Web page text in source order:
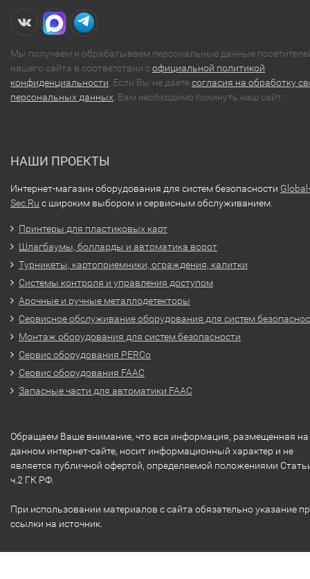
Мы получаем и обрабатываем персональные данные
нашего сайта в соответствии софициальной политикой
конфиденциальности . Если Вы не даетесогласия на обработку
персональных данных , Вам необходимо покинуть наш сайт.
НАШИ ПРОЕКТЫ
Интернет-магазин оборудования для систем безопасности Global-
Sec.Ru с широким выбором и сервисным обслуживанием.
Принтеры для пластиковых карт
Шлагбаумы, болларды и автоматика ворот
Турникеты, картоприемники, ограждения, калитки
Системы контроля и управления доступом
Арочные и ручные металлодетекторы
Сервисное обслуживание оборудования для систем
Монтаж оборудования для систем безопасности
Сервис оборудования PERCo
Сервис оборудования FAAC
Запасные части для автоматики FAAC
Обращаем Ваше внимание, что вся информация, размещенная на
данном интернет-сайте, носит информационный характер и не
является публичной офертой, определяемой положениями
ч.2 ГК РФ.
При использовании материалов с сайта обязательно указание
ссылки на источник.